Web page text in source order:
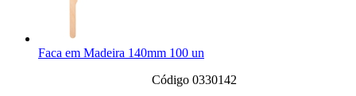
Faca em Madeira 140mm 100 un
Código 0330142